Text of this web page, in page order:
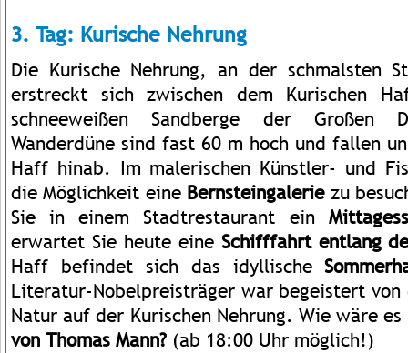
3. Tag: Kurische Nehrung
Die Kurische Nehrung, an der schmalsten
erstreckt sich zwischen dem Kurischen
schneeweißen Sandberge der Großen
Wanderdüne sind fast 60 m hoch und fallen
Haff hinab. Im malerischen Künstler- und
die Möglichkeit eineBernsteingalerie zu
Sie in einem Stadtrestaurant ein
erwartet Sie heute eine Schifffahrt entlang
Haff befindet sich das idyllische
Literatur-Nobelpreisträger war begeistert von
Natur auf der Kurischen Nehrung. Wie wäre
von Thomas Mann? (ab 18:00 Uhr möglich!)